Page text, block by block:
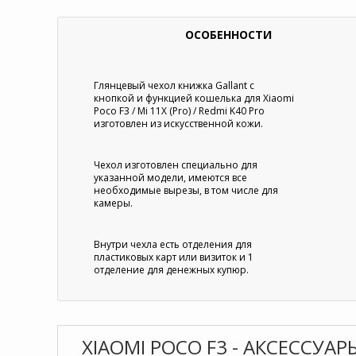
ОСОБЕННОСТИ
Глянцевый чехол книжка Gallant с
кнопкой и функцией кошелька для Xiaomi
Poco F3 / Mi 11X (Pro) / Redmi K40 Pro
изготовлен из искусственной кожи.
Чехол изготовлен специально для
указанной модели, имеются все
необходимые вырезы, в том числе для
камеры.
Внутри чехла есть отделения для
пластиковых карт или визиток и 1
отделение для денежных купюр.
XIAOMI POCO F3 -